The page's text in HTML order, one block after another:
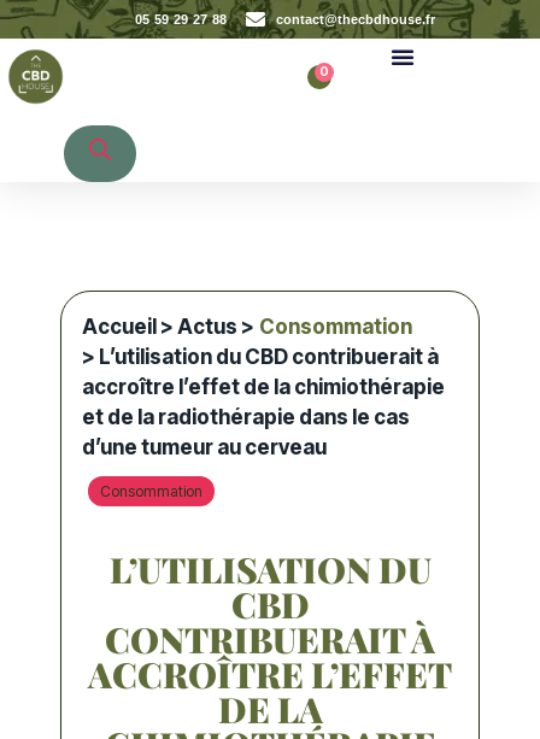
05 59 29 27 88 contact@thecbdhouse.fr
0
Accueil >Actus > Consommation
> L’utilisation du CBD contribuerait à
accroître l’effet de la chimiothérapie
et de la radiothérapie dans le cas
d’une tumeur au cerveau
Consommation
L’UTILISATION DU
CBD
CONTRIBUERAIT À
ACCROÎTRE L’EFFET
DE LA